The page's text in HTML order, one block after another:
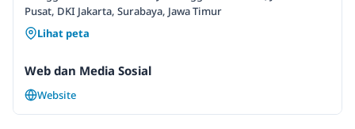
Pusat, DKI Jakarta, Surabaya, Jawa Timur
Lihat peta
Web dan Media Sosial
Website